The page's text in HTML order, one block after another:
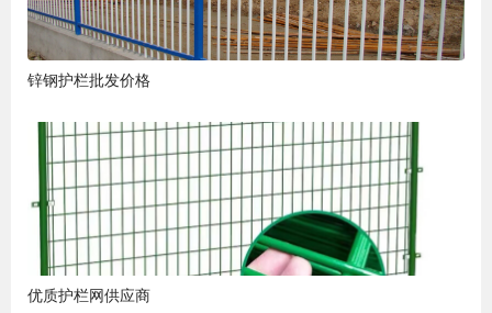
锌钢护栏批发价格
优质护栏网供应商